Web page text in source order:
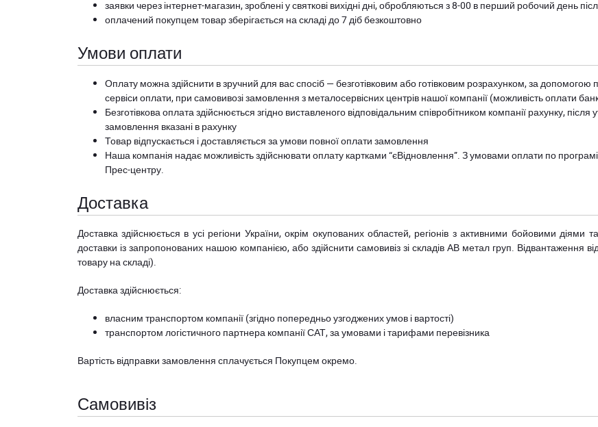
заявки через інтернет-магазин, зроблені у святкові вихідні дні, обробляються з 8-00 в перший робочий день
оплачений покупцем товар зберігається на складі до 7 діб безкоштовно
Умови оплати
Оплату можна здійснити в зручний для вас спосіб — безготівковим або готівковим розрахунком, за допомогою
сервіси оплати, при самовивозі замовлення з металосервісних центрів нашої компанії (можливість оплати
Безготівкова оплата здійснюється згідно виставленого відповідальним співробітником компанії рахунку,
замовлення вказані в рахунку
Товар відпускається і доставляється за умови повної оплати замовлення
Наша компанія надає можливість здійснювати оплату картками “єВідновлення”. З умовами оплати по
Прес-центру.
Доставка
Доставка здійснюється в усі регіони України, окрім окупованих областей, регіонів з активними бойовими
доставки із запропонованих нашою компанією, або здійснити самовивіз зі складів АВ метал груп. Відвантаження
товару на складі).
Доставка здійснюється:
власним транспортом компанії (згідно попередньо узгоджених умов і вартості)
транспортом логістичного партнера компанії САТ, за умовами і тарифами перевізника
Вартість відправки замовлення сплачується Покупцем окремо.
Самовивіз